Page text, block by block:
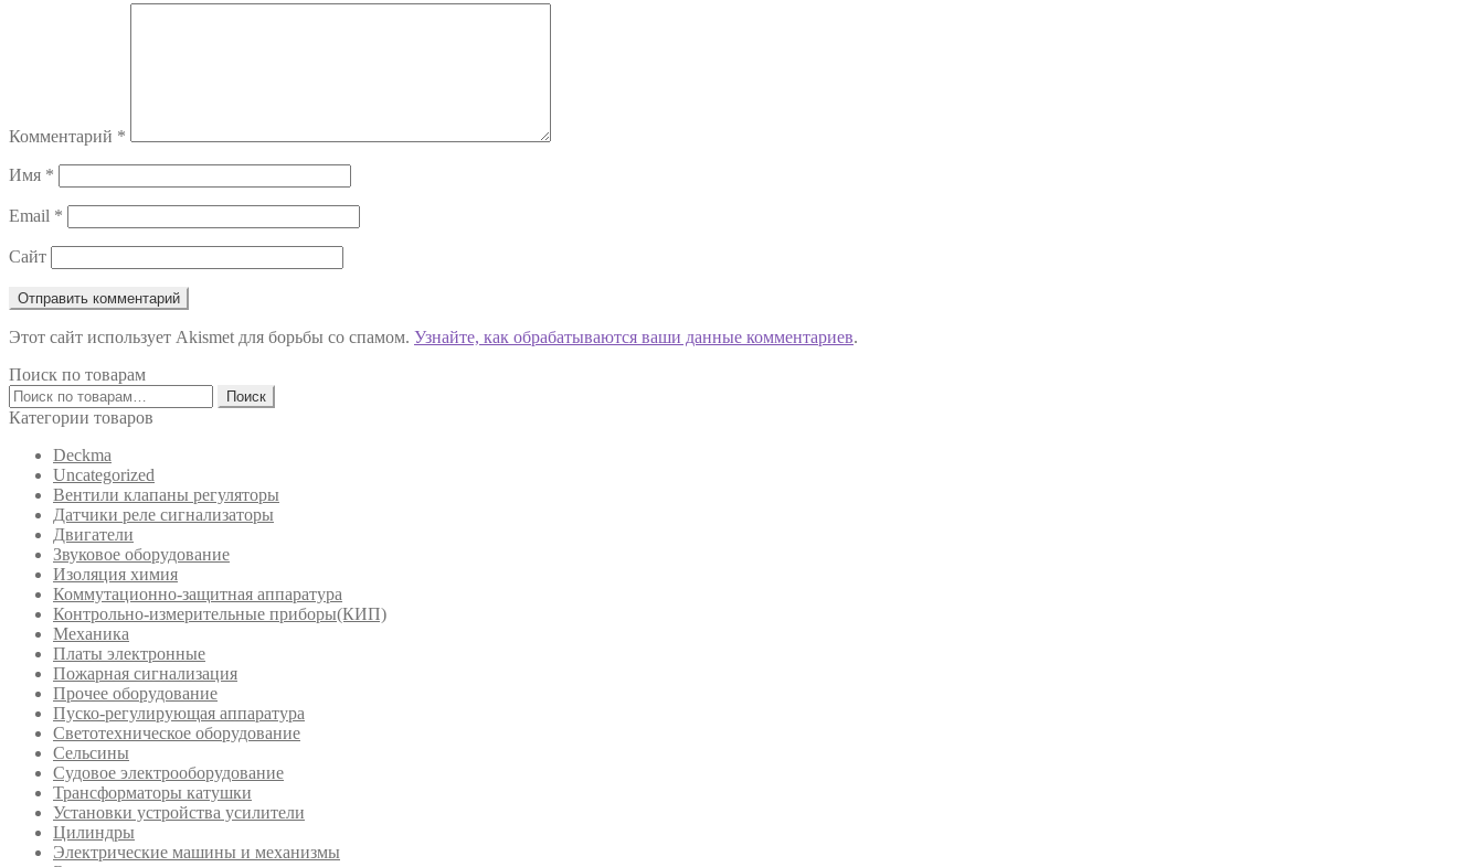
Комментарий *
Имя *
Email *
Сайт
Этот сайт использует Akismet для борьбы со спамом. Узнайте, как обрабатываются ваши данные комментариев.
Поиск по товарам
Искать:
Поиск
Категории товаров
Deckma
Uncategorized
Вентили клапаны регуляторы
Датчики реле сигнализаторы
Двигатели
Звуковое оборудование
Изоляция химия
Коммутационно-защитная аппаратура
Контрольно-измерительные приборы(КИП)
Механика
Платы электронные
Пожарная сигнализация
Прочее оборудование
Пуско-регулирующая аппаратура
Светотехническое оборудование
Сельсины
Судовое электрооборудование
Трансформаторы катушки
Установки устройства усилители
Цилиндры
Электрические машины и механизмы